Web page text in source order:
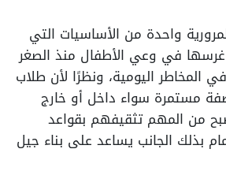
واحدة من الأساسيات التي
في وعي الأطفال منذ الصغر
المخاطر اليومية، ونظرًا لأن طلاب
مستمرة سواء داخل أو خارج
من المهم تثقيفهم بقواعد
بذلك الجانب يساعد على بناء جيل